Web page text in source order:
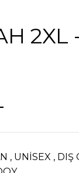
2XL
, UNİSEX , DIŞ